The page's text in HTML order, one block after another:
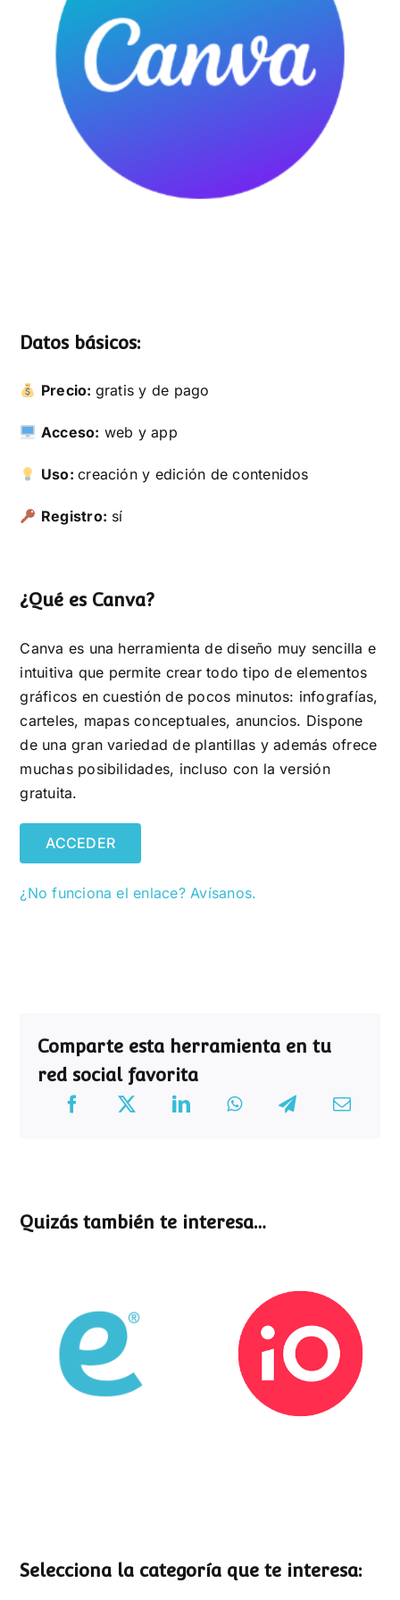
Datos básicos:
Precio: gratis y de pago
Acceso: web y app
Uso:creación y edición de contenidos
Registro: sí
¿Qué es Canva?
Canva es una herramienta de diseño muy sencilla e
intuitiva que permite crear todo tipo de elementos
gráficos en cuestión de pocos minutos: infografías,
carteles, mapas conceptuales, anuncios. Dispone
de una gran variedad de plantillas y además ofrece
muchas posibilidades, incluso con la versión
gratuita.
ACCEDER
¿No funciona el enlace? Avísanos.
Comparte esta herramienta en tu
red social favorita
Quizás también te interesa…
Esemtia Stockio
Selecciona la categoría que te interesa: